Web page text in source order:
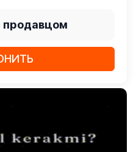
продавцом